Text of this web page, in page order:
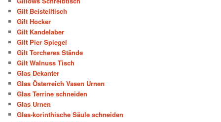
Gilt Beistelltisch
Gilt Hocker
Gilt Kandelaber
Gilt Pier Spiegel
Gilt Torcheres Stände
Gilt Walnuss Tisch
Glas Dekanter
Glas Österreich Vasen Urnen
Glas Terrine schneiden
Glas Urnen
Glas-korinthische Säule schneiden